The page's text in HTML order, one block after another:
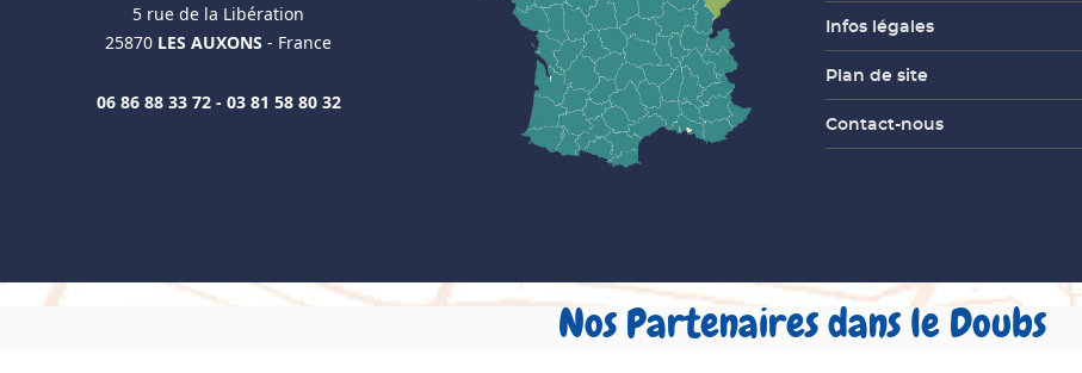
5 rue de la Libération
25870 LES AUXONS - France
06 86 88 33 72 - 03 81 58 80 32
Infos légales
Plan de site
Contact-nous
Nos Partenaires dans le Doubs